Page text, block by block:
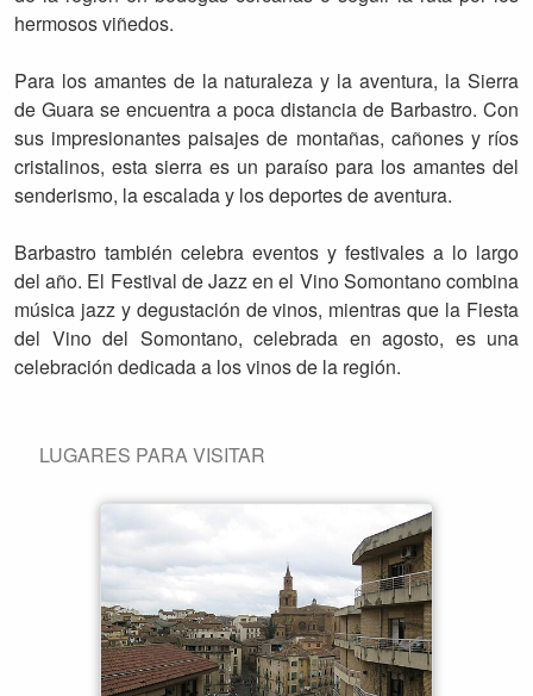
hermosos viñedos.
Para los amantes de la naturaleza y la aventura, la Sierra
de Guara se encuentra a poca distancia de Barbastro. Con
sus impresionantes paisajes de montañas, cañones y ríos
cristalinos, esta sierra es un paraíso para los amantes del
senderismo, la escalada y los deportes de aventura.
Barbastro también celebra eventos y festivales a lo largo
del año. El Festival de Jazz en el Vino Somontano combina
música jazz y degustación de vinos, mientras que la Fiesta
del Vino del Somontano, celebrada en agosto, es una
celebración dedicada a los vinos de la región.
LUGARES PARA VISITAR